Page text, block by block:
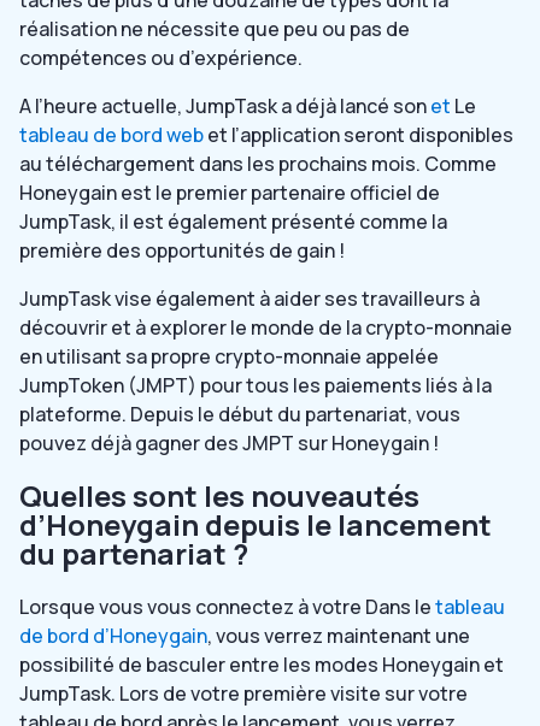
réalisation ne nécessite que peu ou pas de
compétences ou d’expérience.
A l’heure actuelle, JumpTask a déjà lancé sonet Le
tableau de bord webet l’application seront disponibles
au téléchargement dans les prochains mois. Comme
Honeygain est le premier partenaire officiel de
JumpTask, il est également présenté comme la
première des opportunités de gain !
JumpTask vise également à aider ses travailleurs à
découvrir et à explorer le monde de la crypto-monnaie
en utilisant sa propre crypto-monnaie appelée
JumpToken (JMPT) pour tous les paiements liés à la
plateforme. Depuis le début du partenariat, vous
pouvez déjà gagner des JMPT sur Honeygain !
Quelles sont les nouveautés
d’Honeygain depuis le lancement
du partenariat ?
Lorsque vous vous connectez à votre Dans letableau
de bord d’Honeygain, vous verrez maintenant une
possibilité de basculer entre les modes Honeygain et
JumpTask. Lors de votre première visite sur votre